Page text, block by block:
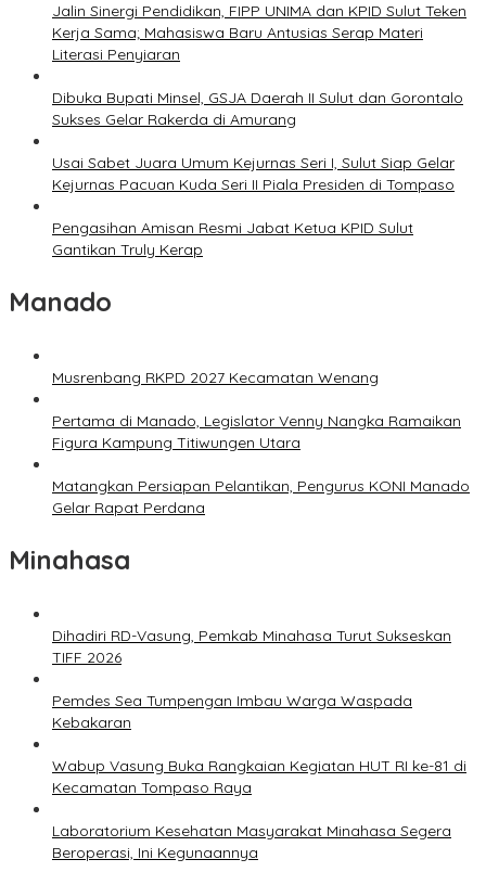
Jalin Sinergi Pendidikan, FIPP UNIMA dan KPID Sulut Teken
Kerja Sama; Mahasiswa Baru Antusias Serap Materi
Literasi Penyiaran
Dibuka Bupati Minsel, GSJA Daerah II Sulut dan Gorontalo
Sukses Gelar Rakerda di Amurang
Usai Sabet Juara Umum Kejurnas Seri I, Sulut Siap Gelar
Kejurnas Pacuan Kuda Seri II Piala Presiden di Tompaso
Pengasihan Amisan Resmi Jabat Ketua KPID Sulut
Gantikan Truly Kerap
Manado
Musrenbang RKPD 2027 Kecamatan Wenang
Pertama di Manado, Legislator Venny Nangka Ramaikan
Figura Kampung Titiwungen Utara
Matangkan Persiapan Pelantikan, Pengurus KONI Manado
Gelar Rapat Perdana
Minahasa
Dihadiri RD-Vasung, Pemkab Minahasa Turut Sukseskan
TIFF 2026
Pemdes Sea Tumpengan Imbau Warga Waspada
Kebakaran
Wabup Vasung Buka Rangkaian Kegiatan HUT RI ke-81 di
Kecamatan Tompaso Raya
Laboratorium Kesehatan Masyarakat Minahasa Segera
Beroperasi, Ini Kegunaannya